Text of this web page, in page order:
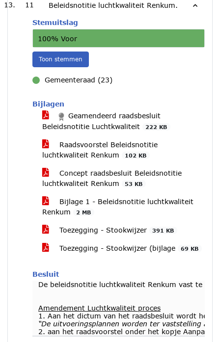
11 Beleidsnotitie luchtkwaliteit Renkum.
Stemuitslag
100% Voor
Toon stemmen
Gemeenteraad (23)
Bijlagen
Geamendeerd raadsbesluit
Beleidsnotitie Luchtkwaliteit
222 KB
Raadsvoorstel Beleidsnotitie
luchtkwaliteit Renkum
102 KB
Concept raadsbesluit Beleidsnotitie
luchtkwaliteit Renkum
53 KB
Bijlage 1 - Beleidsnotitie luchtkwaliteit
Renkum
2 MB
Toezegging - Stookwijzer 391 KB
Toezegging - Stookwijzer (bijlage 69 KB
Besluit
De beleidsnotitie luchtkwaliteit Renkum vast te
Amendement Luchtkwaliteit proces
1. Aan het dictum van het raadsbesluit wordt het
“De uitvoeringsplannen worden ter vaststelling aan
2. aan het raadsvoorstel onder het kopje Aanpak/